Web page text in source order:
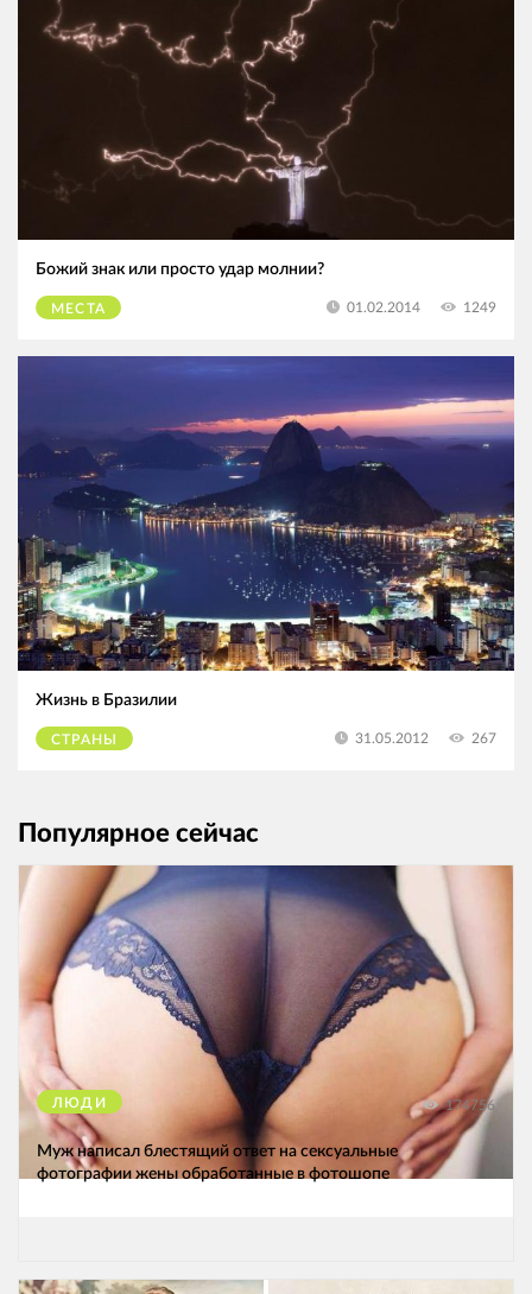
Божий знак или просто удар молнии?
МЕСТА 01.02.2014 1249
Жизнь в Бразилии
СТРАНЫ 31.05.2012 267
Популярное сейчас
ЛЮДИ 174756
Муж написал блестящий ответ на сексуальные
фотографии жены обработанные в фотошопе